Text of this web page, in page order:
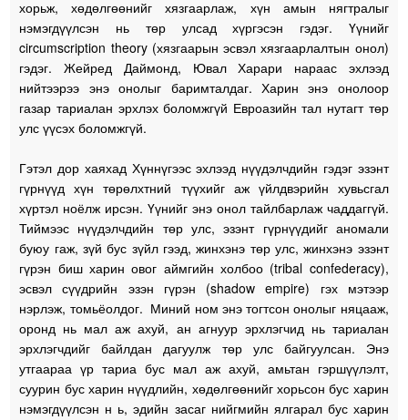
хорьж, хөдөлгөөнийг хязгаарлаж, хүн амын нягтралыг
нэмэгдүүлсэн нь төр улсад хүргэсэн гэдэг. Үүнийг
circumscription theory (хязгаарын эсвэл хязгаарлалтын онол)
гэдэг. Жейред Даймонд, Ювал Харари нараас эхлээд
нийтээрээ энэ онолыг баримталдаг. Харин энэ онолоор
газар тариалан эрхлэх боломжгүй Евроазийн тал нутагт төр
улс үүсэх боломжгүй.
Гэтэл дор хаяхад Хүннүгээс эхлээд нүүдэлчдийн гэдэг эзэнт
гүрнүүд хүн төрөлхтний түүхийг аж үйлдвэрийн хувьсгал
хүртэл ноёлж ирсэн. Үүнийг энэ онол тайлбарлаж чаддаггүй.
Тиймээс нүүдэлчдийн төр улс, эзэнт гүрнүүдийг аномали
буюу гаж, зүй бус зүйл гээд, жинхэнэ төр улс, жинхэнэ эзэнт
гүрэн биш харин овог аймгийн холбоо (tribal confederacy),
эсвэл сүүдрийн эзэн гүрэн (shadow empire) гэх мэтээр
нэрлэж, томьёолдог. Миний ном энэ тогтсон онолыг няцааж,
оронд нь мал аж ахуй, ан агнуур эрхлэгчид нь тариалан
эрхлэгчдийг байлдан дагуулж төр улс байгуулсан. Энэ
утгаараа үр тариа бус мал аж ахуй, амьтан гэршүүлэлт,
суурин бус харин нүүдлийн, хөдөлгөөнийг хорьсон бус харин
нэмэгдүүлсэн н ь, эдийн засаг нийгмийн ялгарал бус харин